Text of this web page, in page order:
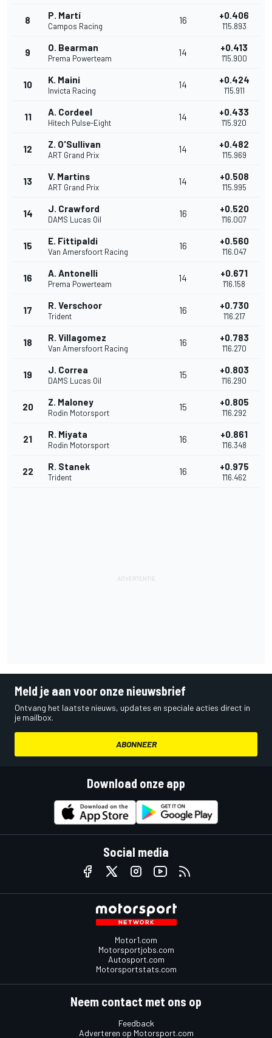
8 P. Martí
Campos Racing
16 +0.406
1'15.893
9 O. Bearman
Prema Powerteam
14 +0.413
1'15.900
10 K. Maini
Invicta Racing
14 +0.424
1'15.911
11 A. Cordeel
Hitech Pulse-Eight
14 +0.433
1'15.920
12 Z. O'Sullivan
ART Grand Prix
14 +0.482
1'15.969
13 V. Martins
ART Grand Prix
14 +0.508
1'15.995
14 J. Crawford
DAMS Lucas Oil
16 +0.520
1'16.007
15 E. Fittipaldi
Van Amersfoort Racing
16 +0.560
1'16.047
16 A. Antonelli
Prema Powerteam
14 +0.671
1'16.158
17 R. Verschoor
Trident
16 +0.730
1'16.217
18 R. Villagomez
Van Amersfoort Racing
16 +0.783
1'16.270
19 J. Correa
DAMS Lucas Oil
15 +0.803
1'16.290
20 Z. Maloney
Rodin Motorsport
15 +0.805
1'16.292
21 R. Miyata
Rodin Motorsport
16 +0.861
1'16.348
22 R. Stanek
Trident
16 +0.975
1'16.462
Meld je aan voor onze nieuwsbrief
Ontvang het laatste nieuws, updates en speciale acties direct in
je mailbox.
ABONNEER
Download onze app
Social media
Motor1.com
Motorsportjobs.com
Autosport.com
Motorsportstats.com
Neem contact met ons op
Feedback
Adverteren op Motorsport.com